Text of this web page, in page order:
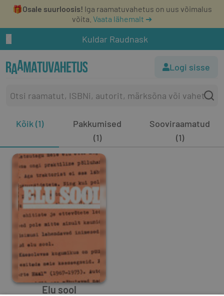
🎁Osale suurloosis! Iga raamatuvahetus on uus võimalus
võita. Vaata lähemalt ➔
Kuldar Raudnask
Logi sisse
Kõik (1)
Pakkumised
(1)
Sooviraamatud
(1)
Elu sool